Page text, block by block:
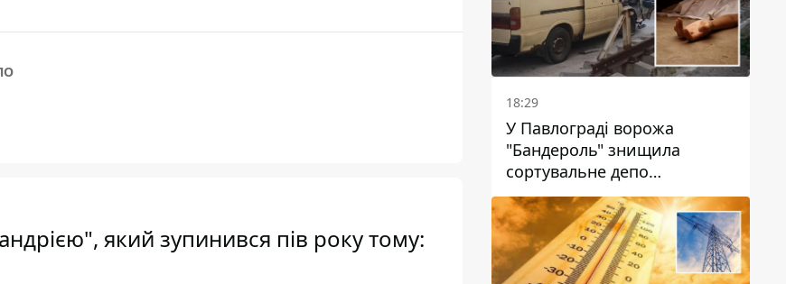
який зупинився пів року тому:
18:29
У Павлограді ворожа
"Бандероль" знищила
сортувальне депо
"Укрпошти" та вбила двох
працівниць